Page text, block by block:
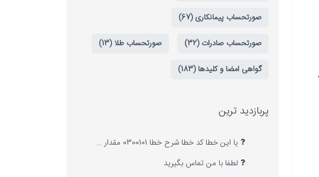
صورتحساب پیمانکاری (67)
صورتحساب صادرات (32)
صورتحساب طلا (13)
گواهی امضا و کلیدها (183)
پربازدید ترین
یا این خطا کد خطا شرح خطا 0300101 مقدار …
لطفا با من تماس بگیرید